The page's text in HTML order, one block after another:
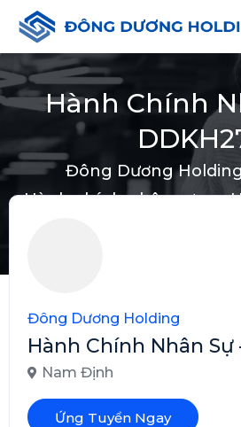
Hành Chính
Đông Dương Holding
Hành chính nhân sự >
Đông Dương Holding
Hành Chính Nhân Sự
Nam Định
Ứng Tuyển Ngay